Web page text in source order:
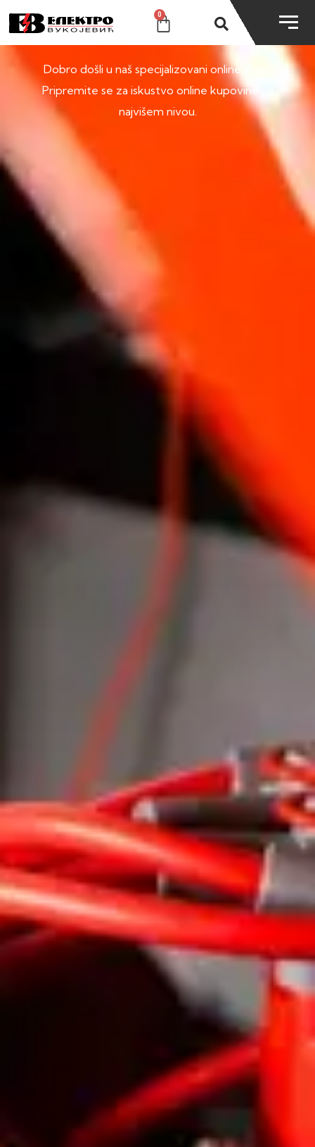
0
SHOP
Dobro došli u naš specijalizovani online shop.
Pripremite se za iskustvo online kupovine na
najvišem nivou.